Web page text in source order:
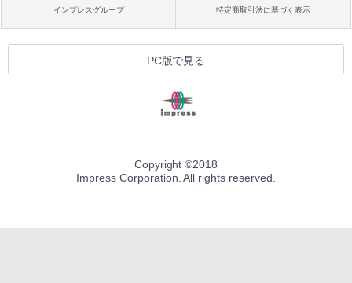
インプレスグループ 特定商取引法に基づく表示
PC版で見る
Copyright ©2018
Impress Corporation. All rights reserved.